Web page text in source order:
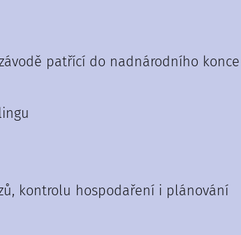
patřící do nadnárodního
kontrolu hospodaření i plánování